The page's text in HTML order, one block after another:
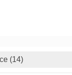
(14)